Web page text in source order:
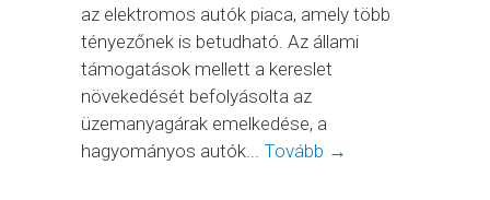
az elektromos autók piaca, amely több
tényezőnek is betudható. Az állami
támogatások mellett a kereslet
növekedését befolyásolta az
üzemanyagárak emelkedése, a
hagyományos autók... Tovább →